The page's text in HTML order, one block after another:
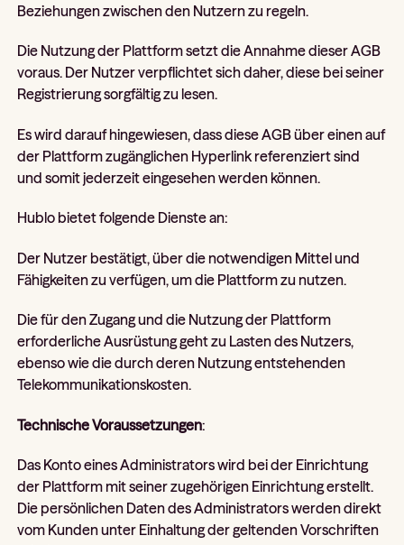
Beziehungen zwischen den Nutzern zu regeln.
Die Nutzung der Plattform setzt die Annahme dieser AGB
voraus. Der Nutzer verpflichtet sich daher, diese bei seiner
Registrierung sorgfältig zu lesen.
Es wird darauf hingewiesen, dass diese AGB über einen auf
der Plattform zugänglichen Hyperlink referenziert sind
und somit jederzeit eingesehen werden können.
Hublo bietet folgende Dienste an:
Der Nutzer bestätigt, über die notwendigen Mittel und
Fähigkeiten zu verfügen, um die Plattform zu nutzen.
Die für den Zugang und die Nutzung der Plattform
erforderliche Ausrüstung geht zu Lasten des Nutzers,
ebenso wie die durch deren Nutzung entstehenden
Telekommunikationskosten.
Technische Voraussetzungen:
Das Konto eines Administrators wird bei der Einrichtung
der Plattform mit seiner zugehörigen Einrichtung erstellt.
Die persönlichen Daten des Administrators werden direkt
vom Kunden unter Einhaltung der geltenden Vorschriften